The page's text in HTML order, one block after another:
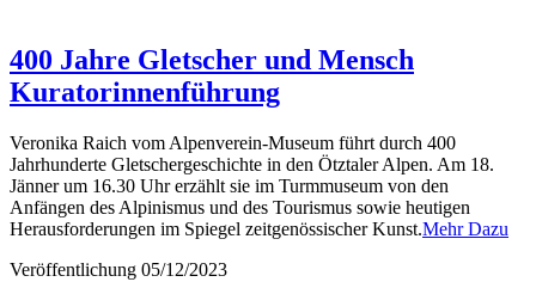
400 Jahre Gletscher und Mensch
Kuratorinnenführung
Veronika Raich vom Alpenverein-Museum führt durch 400
Jahrhunderte Gletschergeschichte in den Ötztaler Alpen. Am 18.
Jänner um 16.30 Uhr erzählt sie im Turmmuseum von den
Anfängen des Alpinismus und des Tourismus sowie heutigen
Herausforderungen im Spiegel zeitgenössischer Kunst.Mehr Dazu
Veröffentlichung 05/12/2023